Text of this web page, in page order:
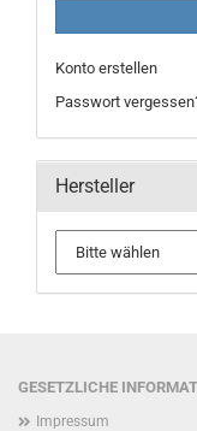
Konto erstellen
Passwort
Hersteller
GESETZLICHE
Impressum